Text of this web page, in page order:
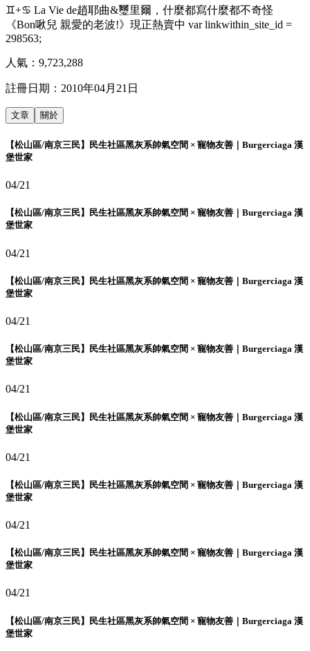
♊+♋ La Vie de趙耶曲&璽里爾，什麼都寫什麼都不奇怪
《Bon啾兒 親愛的老波!》現正熱賣中 var linkwithin_site_id =
298563;
人氣： 9,723,288
註冊日期： 2010年04月21日
文章 關於
【松山區/南京三民】民生社區黑灰系帥氣空間 × 寵物友善｜Burgerciaga 漢
堡世家
04/21
【松山區/南京三民】民生社區黑灰系帥氣空間 × 寵物友善｜Burgerciaga 漢
堡世家
04/21
【松山區/南京三民】民生社區黑灰系帥氣空間 × 寵物友善｜Burgerciaga 漢
堡世家
04/21
【松山區/南京三民】民生社區黑灰系帥氣空間 × 寵物友善｜Burgerciaga 漢
堡世家
04/21
【松山區/南京三民】民生社區黑灰系帥氣空間 × 寵物友善｜Burgerciaga 漢
堡世家
04/21
【松山區/南京三民】民生社區黑灰系帥氣空間 × 寵物友善｜Burgerciaga 漢
堡世家
04/21
【松山區/南京三民】民生社區黑灰系帥氣空間 × 寵物友善｜Burgerciaga 漢
堡世家
04/21
【松山區/南京三民】民生社區黑灰系帥氣空間 × 寵物友善｜Burgerciaga 漢
堡世家